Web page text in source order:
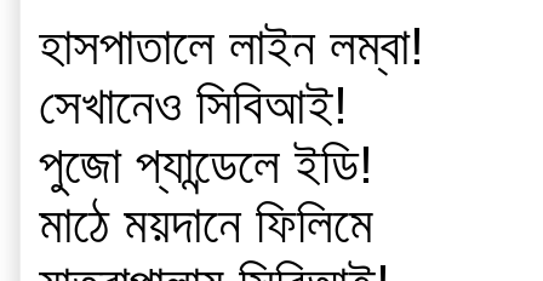
হাসপাতালে লাইন লম্বা!
সেখানেও সিবিআই!
পুজো প্যান্ডেলে ইডি!
মাঠে ময়দানে ফিলিমে